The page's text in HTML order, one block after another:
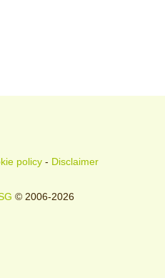
policy- Disclaimer
© 2006-2026